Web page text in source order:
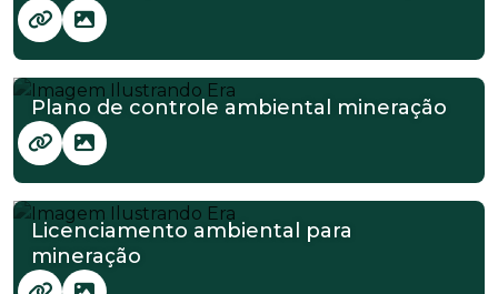
Plano de controle ambiental mineração
Licenciamento ambiental para
mineração